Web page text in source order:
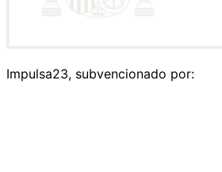
Impulsa23, subvencionado por: